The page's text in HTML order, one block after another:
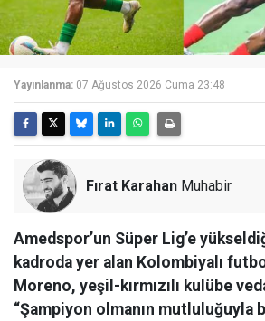
Yayınlanma: 07 Ağustos 2026 Cuma 23:48
Fırat Karahan Muhabir
Amedspor’un Süper Lig’e
kadroda yer alan Kolombiyalı
Moreno, yeşil-kırmızılı kulübe
“Şampiyon olmanın mutluluğuyla